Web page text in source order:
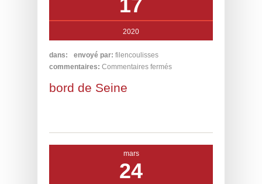
17
2020
dans: envoyé par: filencoulisses
commentaires: Commentaires fermés
bord de Seine
mars
24